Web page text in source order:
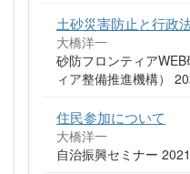
土砂災害防止と行政
大橋洋一
砂防フロンティア
ィア整備推進機構）
住民参加について
大橋洋一
自治振興セミナー